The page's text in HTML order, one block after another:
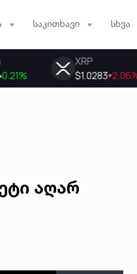
საკითხავი სხვა
აღარ